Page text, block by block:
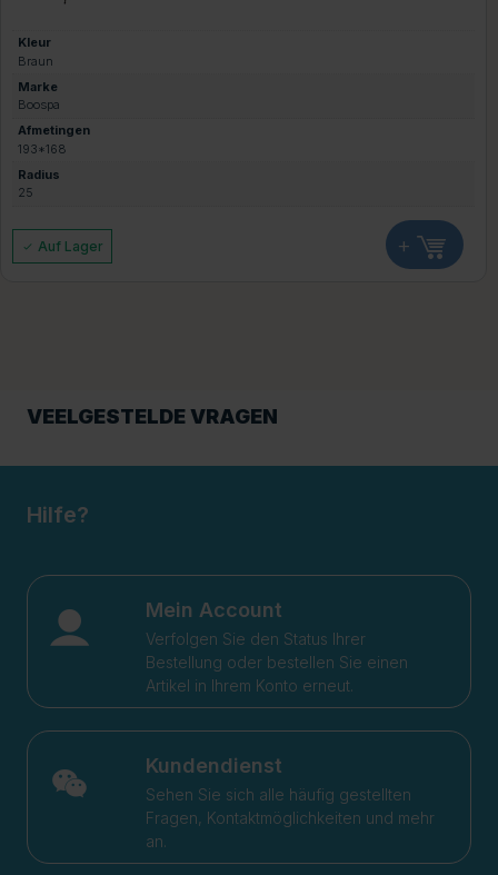
Kleur
Braun
Marke
Boospa
Afmetingen
193*168
Radius
25
Auf Lager +
VEELGESTELDE VRAGEN
Hilfe?
Mein Account
Verfolgen Sie den Status Ihrer
Bestellung oder bestellen Sie einen
Artikel in Ihrem Konto erneut.
Kundendienst
Sehen Sie sich alle häufig gestellten
Fragen, Kontaktmöglichkeiten und mehr
an.